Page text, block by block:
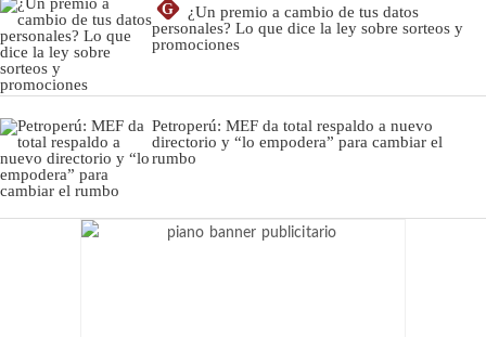
G
¿Un premio a cambio de tus datos
personales? Lo que dice la ley sobre sorteos y
promociones
Petroperú: MEF da total respaldo a nuevo
directorio y “lo empodera” para cambiar el
rumbo